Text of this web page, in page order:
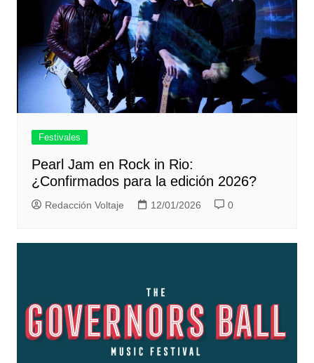
Festivales
Pearl Jam en Rock in Rio:
¿Confirmados para la edición 2026?
Redacción Voltaje 12/01/2026 0